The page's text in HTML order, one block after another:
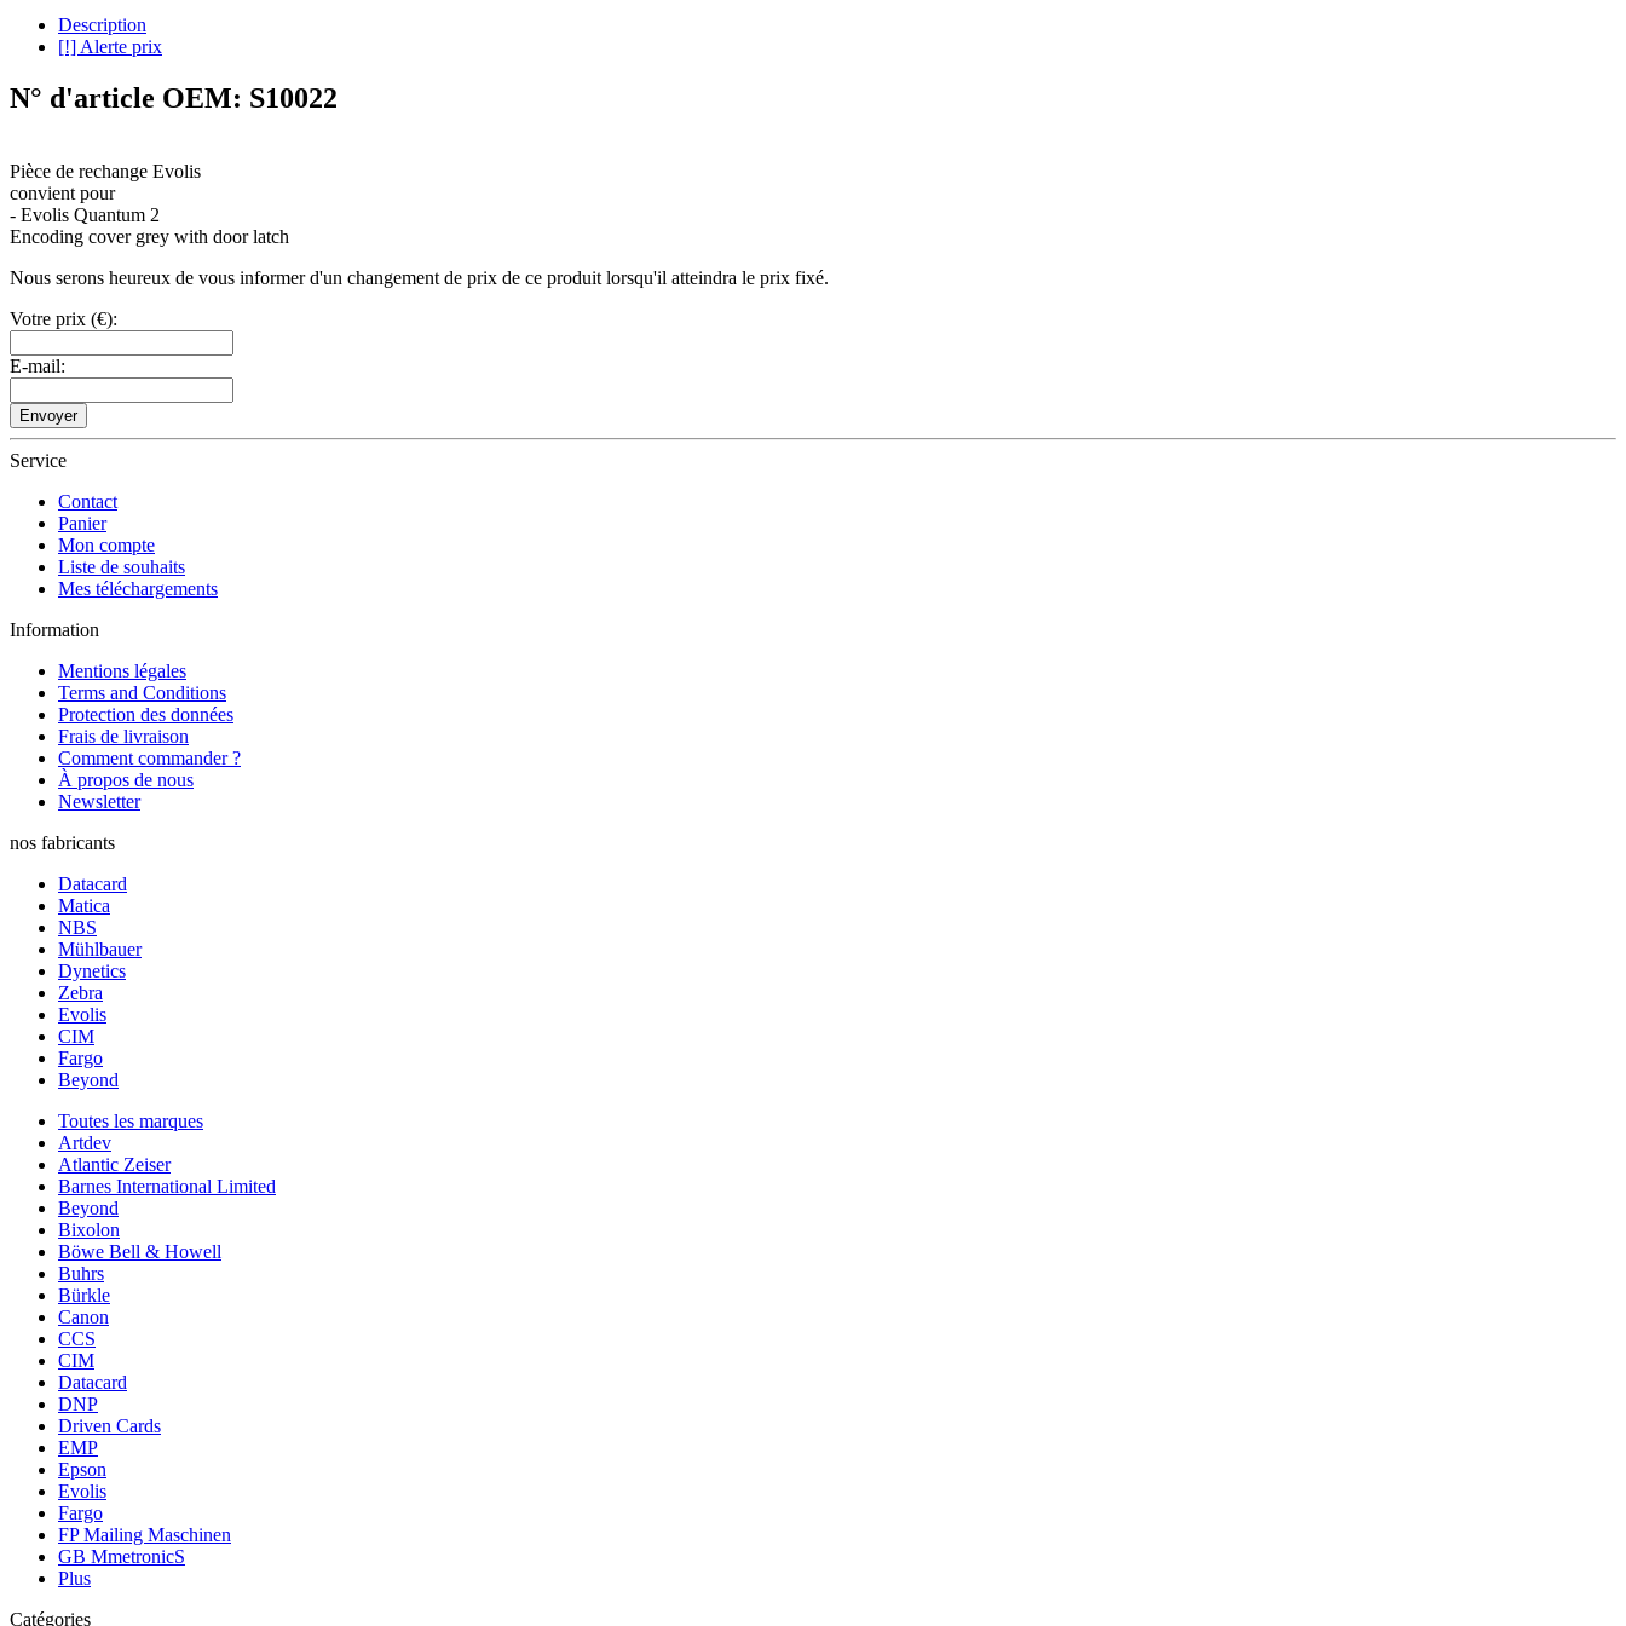
Description
[!] Alerte prix
N° d'article OEM: S10022
Pièce de rechange Evolis
convient pour
- Evolis Quantum 2
Encoding cover grey with door latch
Nous serons heureux de vous informer d'un changement de prix de ce produit lorsqu'il atteindra le prix fixé.
Votre prix (€):
E-mail:
Envoyer
Service
Contact
Panier
Mon compte
Liste de souhaits
Mes téléchargements
Information
Mentions légales
Terms and Conditions
Protection des données
Frais de livraison
Comment commander ?
À propos de nous
Newsletter
nos fabricants
Datacard
Matica
NBS
Mühlbauer
Dynetics
Zebra
Evolis
CIM
Fargo
Beyond
Toutes les marques
Artdev
Atlantic Zeiser
Barnes International Limited
Beyond
Bixolon
Böwe Bell & Howell
Buhrs
Bürkle
Canon
CCS
CIM
Datacard
DNP
Driven Cards
EMP
Epson
Evolis
Fargo
FP Mailing Maschinen
GB MmetronicS
Plus
Catégories